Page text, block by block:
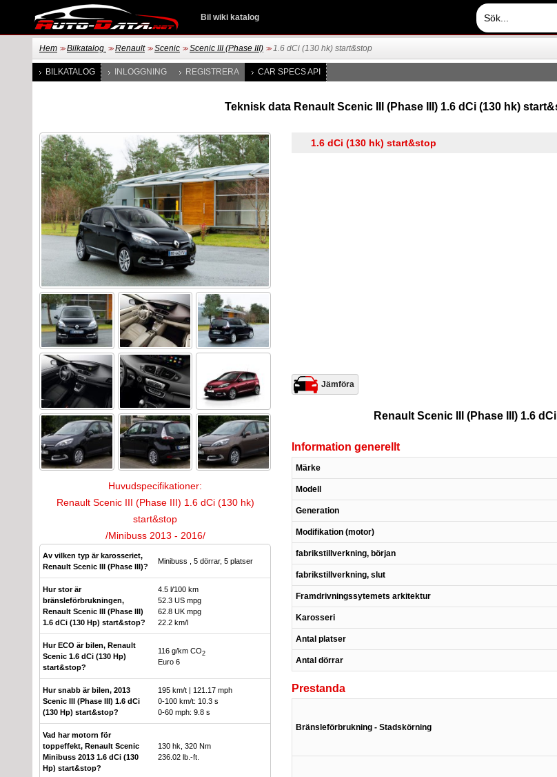
Bil wiki katalog
Hem >> Bilkatalog >> Renault >> Scenic >> Scenic III (Phase III) >> 1.6 dCi (130 hk) start&stop
BILKATALOG INLOGGNING REGISTRERA CAR SPECS API
Teknisk data Renault Scenic III (Phase III) 1.6 dCi (130 hk)
Huvudspecifikationer:
Renault Scenic III (Phase III) 1.6 dCi (130 hk)
start&stop
/Minibuss 2013 - 2016/
Av vilken typ är karosseriet,
Renault Scenic III (Phase III)?
Minibuss , 5 dörrar, 5 platser
Hur stor är
bränsleförbrukningen,
Renault Scenic III (Phase III)
1.6 dCi (130 Hp) start&stop?
4.5 l/100 km
52.3 US mpg
62.8 UK mpg
22.2 km/l
Hur ECO är bilen, Renault
Scenic 1.6 dCi (130 Hp)
start&stop?
116 g/km CO2
Euro 6
Hur snabb är bilen, 2013
Scenic III (Phase III) 1.6 dCi
(130 Hp) start&stop?
195 km/t | 121.17 mph
0-100 km/t: 10.3 s
0-60 mph: 9.8 s
Vad har motorn för
toppeffekt, Renault Scenic
Minibuss 2013 1.6 dCi (130
Hp) start&stop?
130 hk, 320 Nm
236.02 lb.-ft.
Jämföra
Renault Scenic III (Phase III) 1.6
Information generellt
Märke
Modell
Generation
Modifikation (motor)
fabrikstillverkning, början
fabrikstillverkning, slut
Framdrivningssytemets arkitektur
Karosseri
Antal platser
Antal dörrar
Prestanda
Bränsleförbrukning - Stadskörning